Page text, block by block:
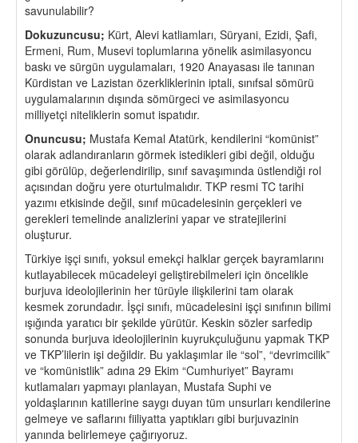
savunulabilir?
Dokuzuncusu; Kürt, Alevi katliamları, Süryani, Ezidi, Şafi,
Ermeni, Rum, Musevi toplumlarına yönelik asimilasyoncu
baskı ve sürgün uygulamaları, 1920 Anayasası ile tanınan
Kürdistan ve Lazistan özerkliklerinin iptali, sınıfsal sömürü
uygulamalarının dışında sömürgeci ve asimilasyoncu
milliyetçi niteliklerin somut ispatıdır.
Onuncusu; Mustafa Kemal Atatürk, kendilerini “komünist”
olarak adlandıranların görmek istedikleri gibi değil, olduğu
gibi görülüp, değerlendirilip, sınıf savaşımında üstlendiği rol
açısından doğru yere oturtulmalıdır. TKP resmi TC tarihi
yazımı etkisinde değil, sınıf mücadelesinin gerçekleri ve
gerekleri temelinde analizlerini yapar ve stratejilerini
oluşturur.
Türkiye işçi sınıfı, yoksul emekçi halklar gerçek bayramlarını
kutlayabilecek mücadeleyi geliştirebilmeleri için öncelikle
burjuva ideolojilerinin her türüyle ilişkilerini tam olarak
kesmek zorundadır. İşçi sınıfı, mücadelesini işçi sınıfının bilimi
ışığında yaratıcı bir şekilde yürütür. Keskin sözler sarfedip
sonunda burjuva ideolojilerinin kuyrukçuluğunu yapmak TKP
ve TKP’lilerin işi değildir. Bu yaklaşımlar ile “sol”, “devrimcilik”
ve “komünistlik” adına 29 Ekim “Cumhuriyet” Bayramı
kutlamaları yapmayı planlayan, Mustafa Suphi ve
yoldaşlarının katillerine saygı duyan tüm unsurları kendilerine
gelmeye ve saflarını fiiliyatta yaptıkları gibi burjuvazinin
yanında belirlemeye çağırıyoruz.